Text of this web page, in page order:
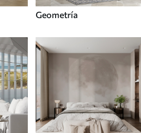
Geometría